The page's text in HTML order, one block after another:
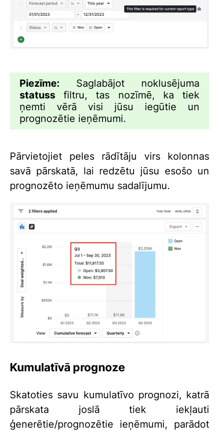
Piezīme: Saglabājot noklusējuma
statuss filtru, tas nozīmē, ka tiek
ņemti vērā visi jūsu iegūtie un
prognozētie ieņēmumi.
Pārvietojiet peles rādītāju virs kolonnas
savā pārskatā, lai redzētu jūsu esošo un
prognozēto ieņēmumu sadalījumu.
Kumulatīvā prognoze
Skatoties savu kumulatīvo prognozi, katrā
pārskata joslā tiek iekļauti
ģenerētie/prognozētie ieņēmumi, parādot